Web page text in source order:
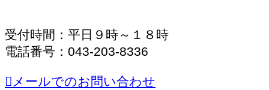
受付時間：平日９時～１８時
電話番号：043-203-8336
メールでのお問い合わせ